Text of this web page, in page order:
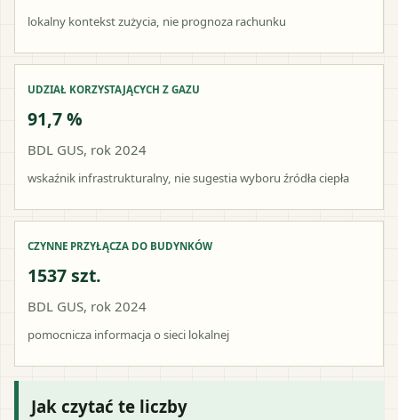
lokalny kontekst zużycia, nie prognoza rachunku
UDZIAŁ KORZYSTAJĄCYCH Z GAZU
91,7 %
BDL GUS, rok 2024
wskaźnik infrastrukturalny, nie sugestia wyboru źródła ciepła
CZYNNE PRZYŁĄCZA DO BUDYNKÓW
1537 szt.
BDL GUS, rok 2024
pomocnicza informacja o sieci lokalnej
Jak czytać te liczby